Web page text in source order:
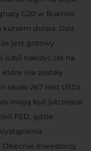
G20 w Buenos
dolara. Dziś
jest gotowy
lub/i nałożyć cła na
nie zostały
około 267 mld USD).
mogą być jutrzejsze
FED, gdzie
Obecnie inwestorzy